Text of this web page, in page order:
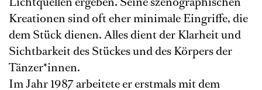
Kreationen sind oft eher minimale Eingriffe, die
dem Stück dienen. Alles dient der Klarheit und
Sichtbarkeit des Stückes und des Körpers der
Tänzer*innen.
Im Jahr 1987 arbeitete er erstmals mit dem